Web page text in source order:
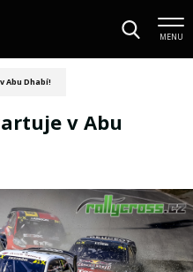
MENU
Abu Dhabí!
v Abu